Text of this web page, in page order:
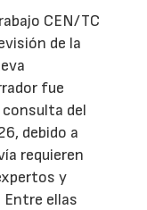
CEN/TC
de la
fue
del
debido a
requieren
y
ellas